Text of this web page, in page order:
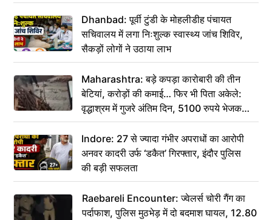
Dhanbad: पूर्वी टुंडी के मोहलीडीह पंचायत
सचिवालय में लगा निःशुल्क स्वास्थ्य जांच शिविर,
सैकड़ों लोगों ने उठाया लाभ
Maharashtra: बड़े कपड़ा कारोबारी की तीन
बेटियां, करोड़ों की कमाई… फिर भी पिता अकेले:
वृद्धाश्रम में गुजरे अंतिम दिन, 5100 रुपये भेजकर
कहा– अंतिम संस्कार कर दीजिए हम नहीं आ पाएंगे
Indore: 27 से ज्यादा गंभीर अपराधों का आरोपी
अनवर कादरी उर्फ ‘डकैत’ गिरफ्तार, इंदौर पुलिस
की बड़ी सफलता
Raebareli Encounter: ज्वेलर्स चोरी गैंग का
पर्दाफाश, पुलिस मुठभेड़ में दो बदमाश घायल, 12.80